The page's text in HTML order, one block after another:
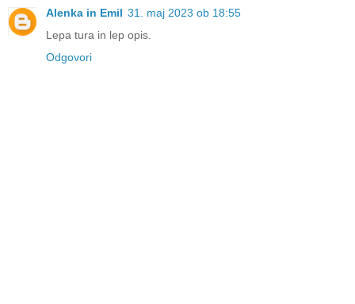
Alenka in Emil 31. maj 2023 ob 18:55
Lepa tura in lep opis.
Odgovori